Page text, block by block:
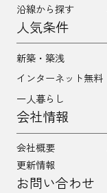
沿線から探す
人気条件
新築・築浅
インターネット無料
一人暮らし
会社情報
会社概要
更新情報
お問い合わせ